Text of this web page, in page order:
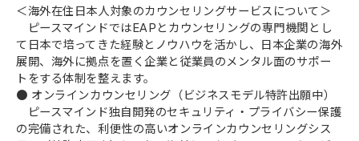
＜海外在住日本人対象のカウンセリングサービスについて＞
ピースマインドではEAPとカウンセリングの専門機関とし
て日本で培ってきた経験とノウハウを活かし、日本企業の海外
展開、海外に拠点を置く企業と従業員のメンタル面のサポー
トをする体制を整えます。
● オンラインカウンセリング（ビジネスモデル特許出願中）
ピースマインド独自開発のセキュリティ・プライバシー保護
の完備された、利便性の高いオンラインカウンセリングシス